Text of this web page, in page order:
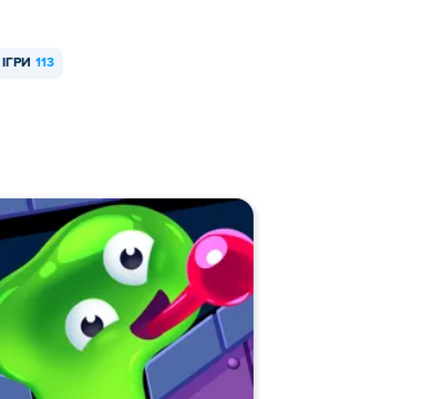
113